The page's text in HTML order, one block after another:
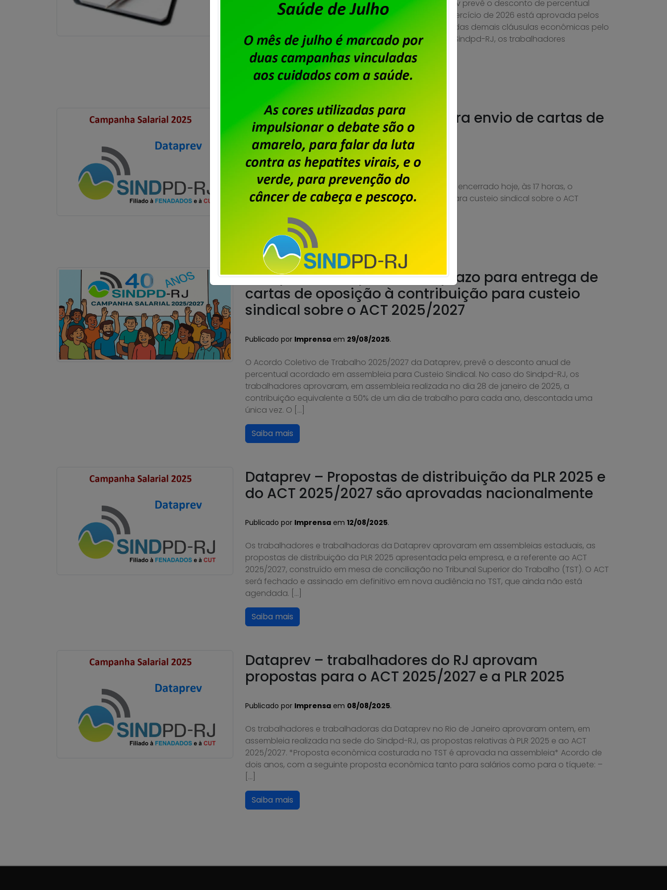
O Acordo Coletivo de Trabalho 2025/2027 da Dataprev prevê o desconto de percentual
acordado em assembleia para Custeio Sindical. No exercício de 2026 está aprovada pelos
trabalhadores e trabalhadoras a reposição salarial e das demais cláusulas econômicas pelo
índice da inflação mais 1% de ganho real. No caso do Sindpd-RJ, os trabalhadores
aprovaram, em assembleia […]
Saiba mais
Dataprev: encerrado prazo para envio de cartas de
oposição
Publicado porImprensaem05/09/2025.
Conforme matéria publicada no dia 28 de agosto, foi encerrado hoje, às 17 horas, o
recebimento de cartas de oposição à contribuição para custeio sindical sobre o ACT
Saiba mais
Dataprev – Sindpd-RJ abre prazo para entrega de
cartas de oposição à contribuição para custeio
sindical sobre o ACT 2025/2027
Publicado por Imprensa em 29/08/2025.
O Acordo Coletivo de Trabalho 2025/2027 da Dataprev, prevê o desconto anual de
percentual acordado em assembleia para Custeio Sindical. No caso do Sindpd-RJ, os
trabalhadores aprovaram, em assembleia realizada no dia 28 de janeiro de 2025, a
contribuição equivalente a 50% de um dia de trabalho para cada ano, descontada uma
única vez. O […]
Saiba mais
Dataprev – Propostas de distribuição da PLR 2025 e
do ACT 2025/2027 são aprovadas nacionalmente
Publicado por Imprensa em 12/08/2025.
Os trabalhadores e trabalhadoras da Dataprev aprovaram em assembleias estaduais, as
propostas de distribuição da PLR 2025 apresentada pela empresa, e a referente ao ACT
2025/2027, construído em mesa de conciliação no Tribunal Superior do Trabalho (TST). O ACT
será fechado e assinado em definitivo em nova audiência no TST, que ainda não está
agendada. […]
Saiba mais
Dataprev – trabalhadores do RJ aprovam
propostas para o ACT 2025/2027 e a PLR 2025
Publicado por Imprensa em 08/08/2025.
Os trabalhadores e trabalhadoras da Dataprev no Rio de Janeiro aprovaram ontem, em
assembleia realizada na sede do Sindpd-RJ, as propostas relativas à PLR 2025 e ao ACT
2025/2027. *Proposta econômica costurada no TST é aprovada na assembleia* Acordo de
dois anos, com a seguinte proposta econômica tanto para salários como para o tíquete: –
[…]
Saiba mais